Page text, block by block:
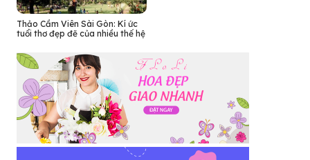
Thảo Cầm Viên Sài Gòn: Kí ức
tuổi thơ đẹp đẽ của nhiều thế hệ